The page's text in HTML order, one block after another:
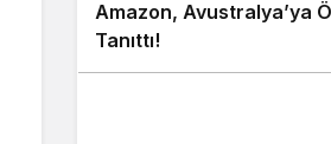
Amazon, Avustralya’ya
Tanıttı!